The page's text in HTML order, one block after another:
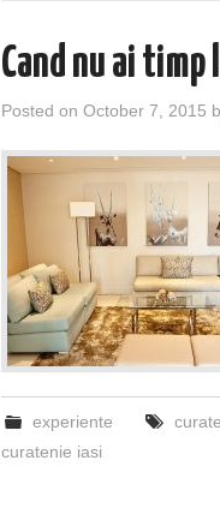
Cand nu ai
Posted on October 7, 2015
experiente
curatenie iasi